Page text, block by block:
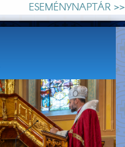
ESEMÉNYNAPTÁR >>